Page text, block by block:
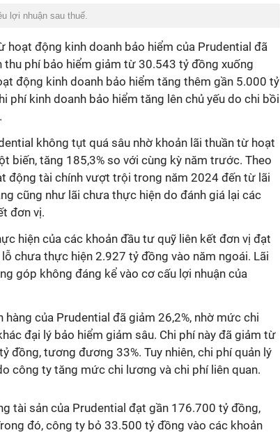
lợi nhuận sau thuế.
hoạt động kinh doanh bảo hiểm của Prudential đã
thu phí bảo hiểm giảm từ 30.543 tỷ đồng xuống
động kinh doanh bảo hiểm tăng thêm gần 5.000 tỷ
phí kinh doanh bảo hiểm tăng lên chủ yếu do chi bồi
không tụt quá sâu nhờ khoản lãi thuần từ hoạt
biến, tăng 185,3% so với cùng kỳ năm trước. Theo
động tài chính vượt trội trong năm 2024 đến từ lãi
cũng như lãi chưa thực hiện do đánh giá lại các
đơn vị.
hiện của các khoản đầu tư quỹ liên kết đơn vị đạt
chưa thực hiện 2.927 tỷ đồng vào năm ngoái. Lãi
góp không đáng kể vào cơ cấu lợi nhuận của
hàng của Prudential đã giảm 26,2%, nhờ mức chi
đại lý bảo hiểm giảm sâu. Chi phí này đã giảm từ
đồng, tương đương 33%. Tuy nhiên, chi phí quản lý
công ty tăng mức chi lương và chi phí liên quan.
tài sản của Prudential đạt gần 176.700 tỷ đồng,
đó, công ty bỏ 33.500 tỷ đồng vào các khoản